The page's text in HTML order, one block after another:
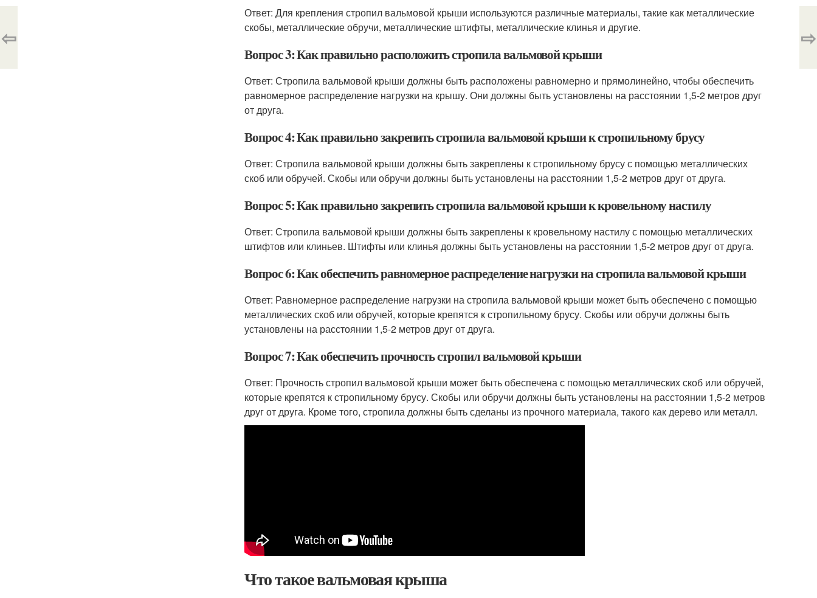
Ответ: Для крепления стропил вальмовой крыши используются различные материалы, такие как металлические
скобы, металлические обручи, металлические штифты, металлические клинья и другие.
Вопрос 3: Как правильно расположить стропила вальмовой крыши
Ответ: Стропила вальмовой крыши должны быть расположены равномерно и прямолинейно, чтобы обеспечить
равномерное распределение нагрузки на крышу. Они должны быть установлены на расстоянии 1,5-2 метров друг
от друга.
Вопрос 4: Как правильно закрепить стропила вальмовой крыши к стропильному брусу
Ответ: Стропила вальмовой крыши должны быть закреплены к стропильному брусу с помощью металлических
скоб или обручей. Скобы или обручи должны быть установлены на расстоянии 1,5-2 метров друг от друга.
Вопрос 5: Как правильно закрепить стропила вальмовой крыши к кровельному настилу
Ответ: Стропила вальмовой крыши должны быть закреплены к кровельному настилу с помощью металлических
штифтов или клиньев. Штифты или клинья должны быть установлены на расстоянии 1,5-2 метров друг от друга.
Вопрос 6: Как обеспечить равномерное распределение нагрузки на стропила вальмовой крыши
Ответ: Равномерное распределение нагрузки на стропила вальмовой крыши может быть обеспечено с помощью
металлических скоб или обручей, которые крепятся к стропильному брусу. Скобы или обручи должны быть
установлены на расстоянии 1,5-2 метров друг от друга.
Вопрос 7: Как обеспечить прочность стропил вальмовой крыши
Ответ: Прочность стропил вальмовой крыши может быть обеспечена с помощью металлических скоб или обручей,
которые крепятся к стропильному брусу. Скобы или обручи должны быть установлены на расстоянии 1,5-2 метров
друг от друга. Кроме того, стропила должны быть сделаны из прочного материала, такого как дерево или металл.
Что такое вальмовая крыша
⇦ ⇨